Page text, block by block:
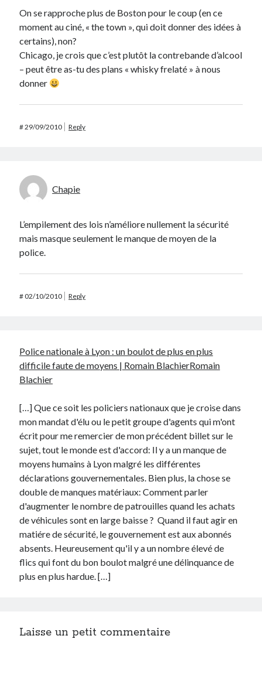
On se rapproche plus de Boston pour le coup (en ce
moment au ciné, « the town », qui doit donner des idées à
certains), non?
Chicago, je crois que c’est plutôt la contrebande d’alcool
– peut être as-tu des plans « whisky frelaté » à nous
donner
#29/09/2010 Reply
Chapie
L’empilement des lois n’améliore nullement la sécurité
mais masque seulement le manque de moyen de la
police.
#02/10/2010 Reply
Police nationale à Lyon : un boulot de plus en plus
difficile faute de moyens | Romain BlachierRomain
Blachier
[…] Que ce soit les policiers nationaux que je croise dans
mon mandat d'élu ou le petit groupe d'agents qui m'ont
écrit pour me remercier de mon précédent billet sur le
sujet, tout le monde est d'accord: Il y a un manque de
moyens humains à Lyon malgré les différentes
déclarations gouvernementales. Bien plus, la chose se
double de manques matériaux: Comment parler
d'augmenter le nombre de patrouilles quand les achats
de véhicules sont en large baisse ? Quand il faut agir en
matiére de sécurité, le gouvernement est aux abonnés
absents. Heureusement qu'il y a un nombre élevé de
flics qui font du bon boulot malgré une délinquance de
plus en plus hardue. […]
Laisse un petit commentaire